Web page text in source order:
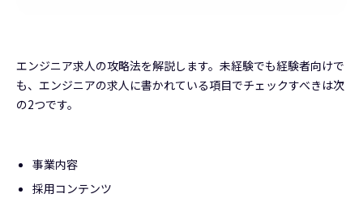
エンジニア求人の攻略法を解説します。未経験でも経験者向けで
も、エンジニアの求人に書かれている項目でチェックすべきは次
の2つです。
事業内容
採用コンテンツ